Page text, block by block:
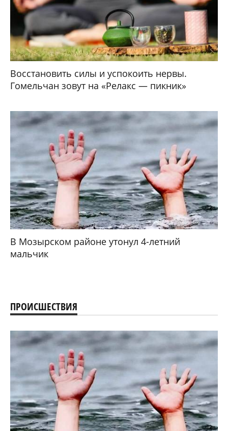
Восстановить силы и успокоить нервы.
Гомельчан зовут на «Релакс — пикник»
В Мозырском районе утонул 4-летний
мальчик
ПРОИСШЕСТВИЯ